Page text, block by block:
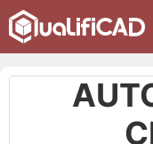
Pular
para
o
conteúdo